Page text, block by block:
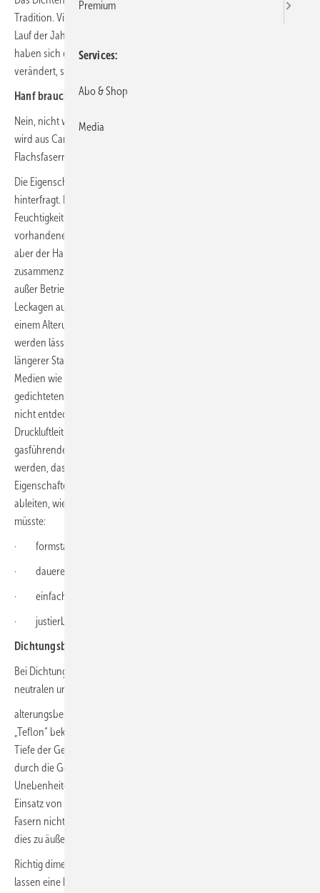
Tradition. Viele Installateure sind stolz auf ihre Fertigkeiten, die sie im
Lauf der Jahre im Umgang mit diesem Dichtmittel erlangt haben. Doch
haben sich die Parameter in den Anwendungsbereichen teilweise
verändert, sodass Hanf nicht immer das ideale Dichtungsmittel ist.
Hanf braucht ein bestimmtes Umfeld
Nein, nicht was ihr auch jetzt immer Denkt :-). Unser Hanf „Faserhanf“
wird aus Cannabinoidarmen Cannabis-sativa-L.-Sorten oder aus
Flachsfasern hergestellt oder vermischt. Also bitte nicht Rauchen!
Die Eigenschaften der Hanffaser werden meist nicht weiter
hinterfragt. Der Hanf hat die Eigenschaft, bei dem Kontakt mit
Feuchtigkeit zu quellen. Durch das Quellen füllen sich eventuell
vorhandene Hohlräume und die Verbindung ist dicht. Umgekehrt hat
aber der Hanf die ungünstige Eigenschaft, sich bei Trockenheit
zusammenzuziehen. So kann es passieren, dass Anlagen, die länger
außer Betrieb waren, bei ihrer Wiederinbetriebnahme plötzlich
Leckagen aufweisen. Als Naturprodukt unterliegt der Hanf aber auch
einem Alterungsprozess, der seine Dichtwirkung allmählich geringer
werden lässt. Auch bei dem mitverwendeten Kitt (Fermit) können nach
längerer Standzeit Versprödungen entstehen. So ist bei gasförmigen
Medien wie Druckluft oder Erdgas zu beobachten, dass die mit Hanf
gedichteten Verbindungen zu Leckagen neigen. Die Verluste durch
nicht entdeckte Leckagen an älteren Rohranlagen können bei
Druckluftleitungen zum Kostenfaktor werden. Außerdem soll bei
gasführenden Leitungen das Risiko von Leckagen nicht unterschätzt
werden, dass von der Explosionsgefahr ausgeht. Aus den ungünstigen
Eigenschaften des Dichtmittels Hanf lässt sich im Umkehrschluss
ableiten, wie eine ideale Dichtung für Rohrgewinde beschaffen sein
müsste:
· formstabil über die ganze Standzeit
· dauerelastisch und rüttelfest
· einfach und schnell aufzutragen
· justierbar und gut zu demontieren
Dichtungsbänder
Bei Dichtungsbändern (PTFE-Band) handelt es sich zwar um einen
neutralen und
alterungsbeständigen Kunststoff der eher unter der Bezeichnung
„Teflon“ bekannt ist, aber oft gelangt das Dichtmaterial nicht bis in die
Tiefe der Gewindegänge, weil das Dichtungsband bei der Montage
durch die Gewinde zerschnitten wird und sich nur begrenzt den
Unebenheiten anpassen kann. In hydraulischen Systemen ist der
Einsatz von PTFE-Bändern aufgrund der leichten Ablösung von
Fasern nicht möglich, da die Fasern Ventile verstopfen können und
dies zu äußerst aufwändigen Reparaturen führt.
Richtig dimensioniert wirken PTFE Bänder als Schmiermittel und
lassen eine hohe Vorspannung zu. Nachteilig ist, dass diese
Premium
Services
Abo & Shop
Media